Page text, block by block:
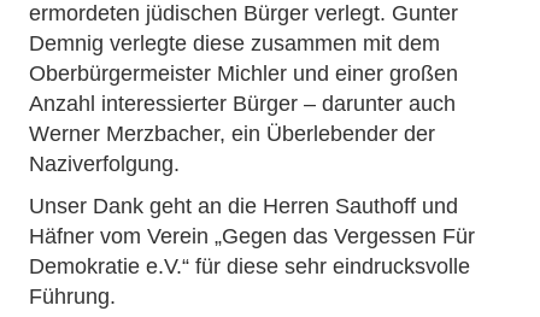
ermordeten jüdischen Bürger verlegt. Gunter
Demnig verlegte diese zusammen mit dem
Oberbürgermeister Michler und einer großen
Anzahl interessierter Bürger – darunter auch
Werner Merzbacher, ein Überlebender der
Naziverfolgung.
Unser Dank geht an die Herren Sauthoff und
Häfner vom Verein „Gegen das Vergessen Für
Demokratie e.V.“ für diese sehr eindrucksvolle
Führung.